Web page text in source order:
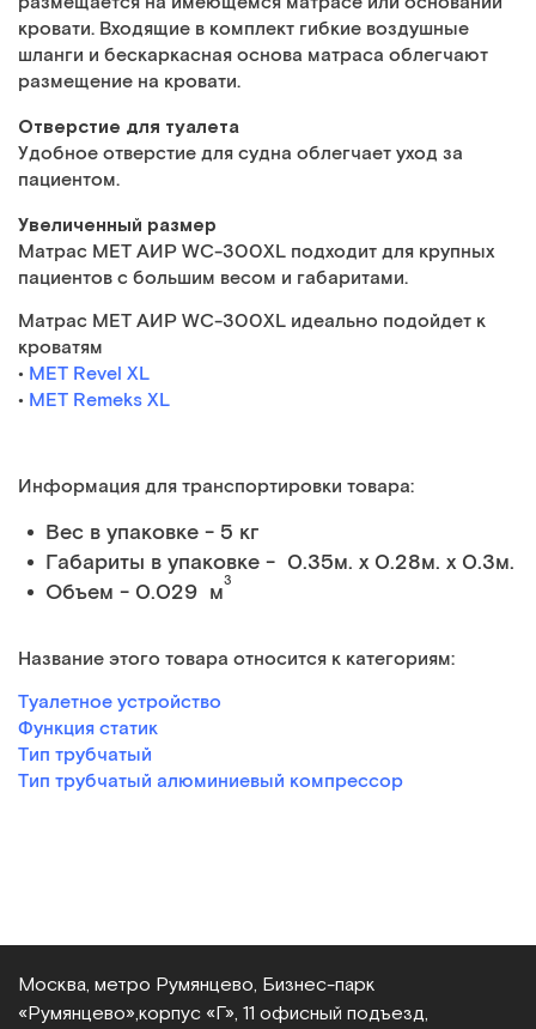
кровати. Входящие в комплект гибкие воздушные
шланги и бескаркасная основа матраса облегчают
размещение на кровати.
Отверстие для туалета
Удобное отверстие для судна облегчает уход за
пациентом.
Увеличенный размер
Матрас MET АИР WC-300XL подходит для крупных
пациентов с большим весом и габаритами.
Матрас MET АИР WC-300XL идеально подойдет к
кроватям
• MET Revel XL
• MET Remeks XL
Информация для транспортировки товара:
Вес в упаковке - 5 кг
Габариты в упаковке - 0.35м. x 0.28м. x 0.3м.
Объем - 0.029 м3
Название этого товара относится к категориям:
Туалетное устройство
Функция статик
Тип трубчатый
Тип трубчатый алюминиевый компрессор
Москва, метро Румянцево, Бизнес‑парк
«Румянцево», корпус «Г», 11 офисный подъезд,